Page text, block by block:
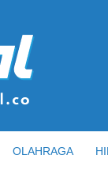
OLAHRAGA